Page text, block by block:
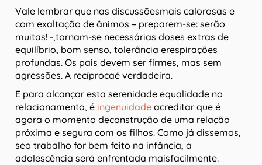
Vale lembrar que nas discussõesmais calorosas e
com exaltação de ânimos – preparem-se: serão
muitas! -,tornam-se necessárias doses extras de
equilíbrio, bom senso, tolerância erespirações
profundas. Os pais devem ser firmes, mas sem
agressões. A recíprocaé verdadeira.
E para alcançar esta serenidade equalidade no
relacionamento, é ingenuidade acreditar que é
agora o momento deconstrução de uma relação
próxima e segura com os filhos. Como já dissemos,
seo trabalho for bem feito na infância, a
adolescência será enfrentada maisfacilmente.